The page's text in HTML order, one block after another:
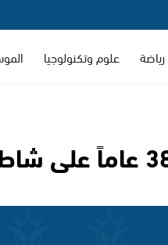
رياضة علوم وتكنولوجيا